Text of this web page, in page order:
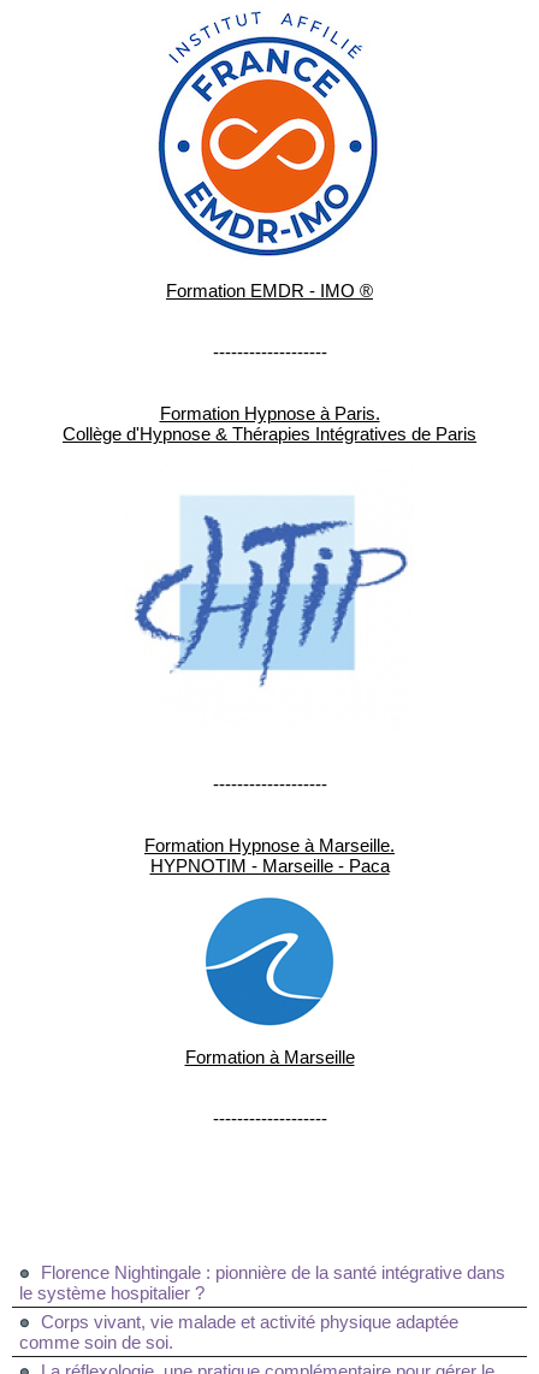
Formation EMDR - IMO ®
-------------------
Formation Hypnose à Paris.
Collège d'Hypnose & Thérapies Intégratives de Paris
-------------------
Formation Hypnose à Marseille.
HYPNOTIM - Marseille - Paca
Formation à Marseille
-------------------
Florence Nightingale : pionnière de la santé intégrative dans
le système hospitalier ?
Corps vivant, vie malade et activité physique adaptée
comme soin de soi.